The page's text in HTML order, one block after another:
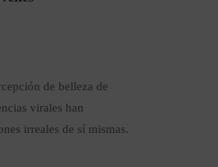
de belleza de
virales han
irreales de sí mismas.